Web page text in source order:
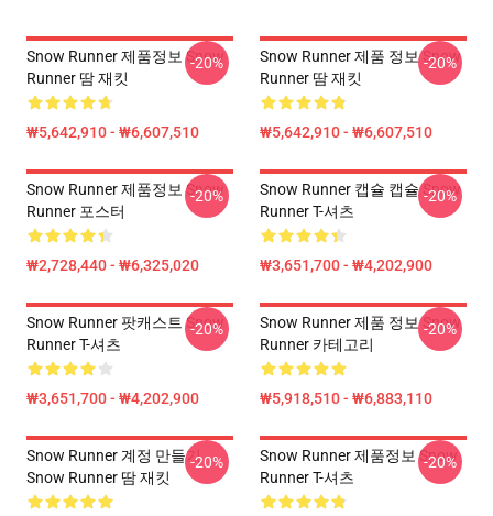
Snow Runner 제품정보 Snow
Runner 땀 재킷
₩5,642,910 - ₩6,607,510
-20%
Snow Runner 제품 정보 Snow
Runner 땀 재킷
₩5,642,910 - ₩6,607,510
-20%
Snow Runner 제품정보 Snow
Runner 포스터
₩2,728,440 - ₩6,325,020
-20%
Snow Runner 캡슐 캡슐 Snow
Runner T-셔츠
₩3,651,700 - ₩4,202,900
-20%
Snow Runner 팟캐스트 Snow
Runner T-셔츠
₩3,651,700 - ₩4,202,900
-20%
Snow Runner 제품 정보 Snow
Runner 카테고리
₩5,918,510 - ₩6,883,110
-20%
Snow Runner 계정 만들기
Snow Runner 땀 재킷
-20%
Snow Runner 제품정보 Snow
Runner T-셔츠
-20%